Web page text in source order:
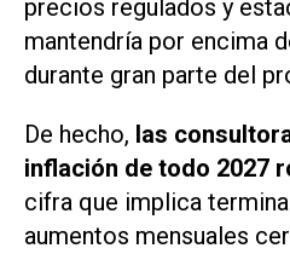
precios regulados y
mantendría por encima
durante gran parte del
De hecho, las
inflación de todo 2027
cifra que implica
aumentos mensuales